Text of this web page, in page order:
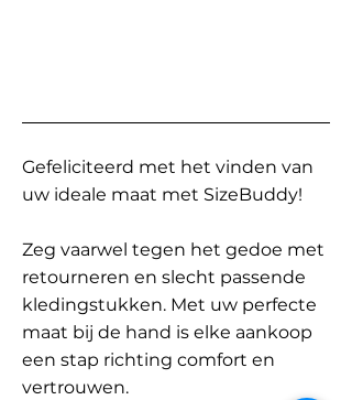
Gefeliciteerd met het vinden van
uw ideale maat met SizeBuddy!
Zeg vaarwel tegen het gedoe met
retourneren en slecht passende
kledingstukken. Met uw perfecte
maat bij de hand is elke aankoop
een stap richting comfort en
vertrouwen.